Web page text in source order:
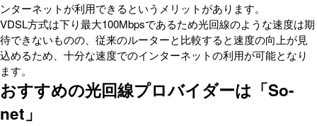
ンターネットが利用できるというメリットがあります。
VDSL方式は下り最大100Mbpsであるため光回線のような速度は期
待できないものの、従来のルーターと比較すると速度の向上が見
込めるため、十分な速度でのインターネットの利用が可能となり
ます。
おすすめの光回線プロバイダーは「So-
net」